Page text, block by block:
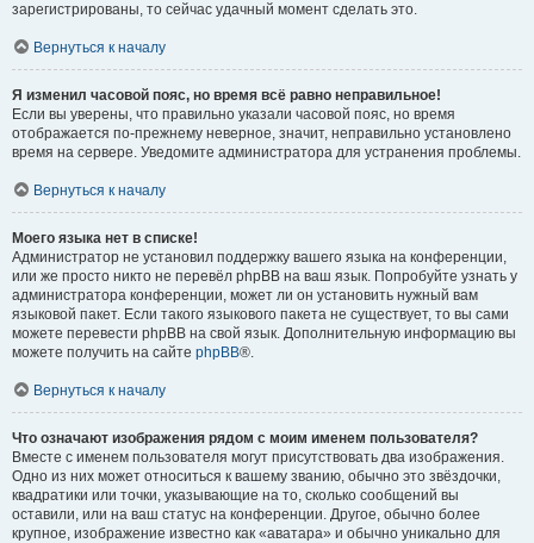
зарегистрированы, то сейчас удачный момент сделать это.
Вернуться к началу
Я изменил часовой пояс, но время всё равно неправильное!
Если вы уверены, что правильно указали часовой пояс, но время
отображается по-прежнему неверное, значит, неправильно установлено
время на сервере. Уведомите администратора для устранения проблемы.
Вернуться к началу
Моего языка нет в списке!
Администратор не установил поддержку вашего языка на конференции,
или же просто никто не перевёл phpBB на ваш язык. Попробуйте узнать у
администратора конференции, может ли он установить нужный вам
языковой пакет. Если такого языкового пакета не существует, то вы сами
можете перевести phpBB на свой язык. Дополнительную информацию вы
можете получить на сайте phpBB®.
Вернуться к началу
Что означают изображения рядом с моим именем пользователя?
Вместе с именем пользователя могут присутствовать два изображения.
Одно из них может относиться к вашему званию, обычно это звёздочки,
квадратики или точки, указывающие на то, сколько сообщений вы
оставили, или на ваш статус на конференции. Другое, обычно более
крупное, изображение известно как «аватара» и обычно уникально для